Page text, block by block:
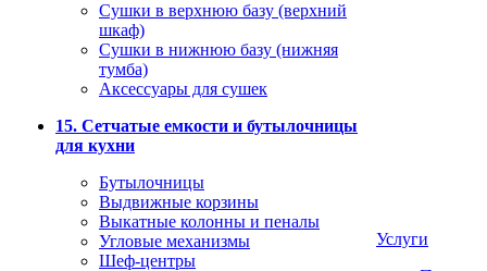
Сушки в верхнюю базу (верхний
шкаф)
Сушки в нижнюю базу (нижняя
тумба)
Аксессуары для сушек
15. Сетчатые емкости и бутылочницы
для кухни
Бутылочницы
Выдвижные корзины
Выкатные колонны и пеналы
Угловые механизмы
Шеф-центры
Услуги